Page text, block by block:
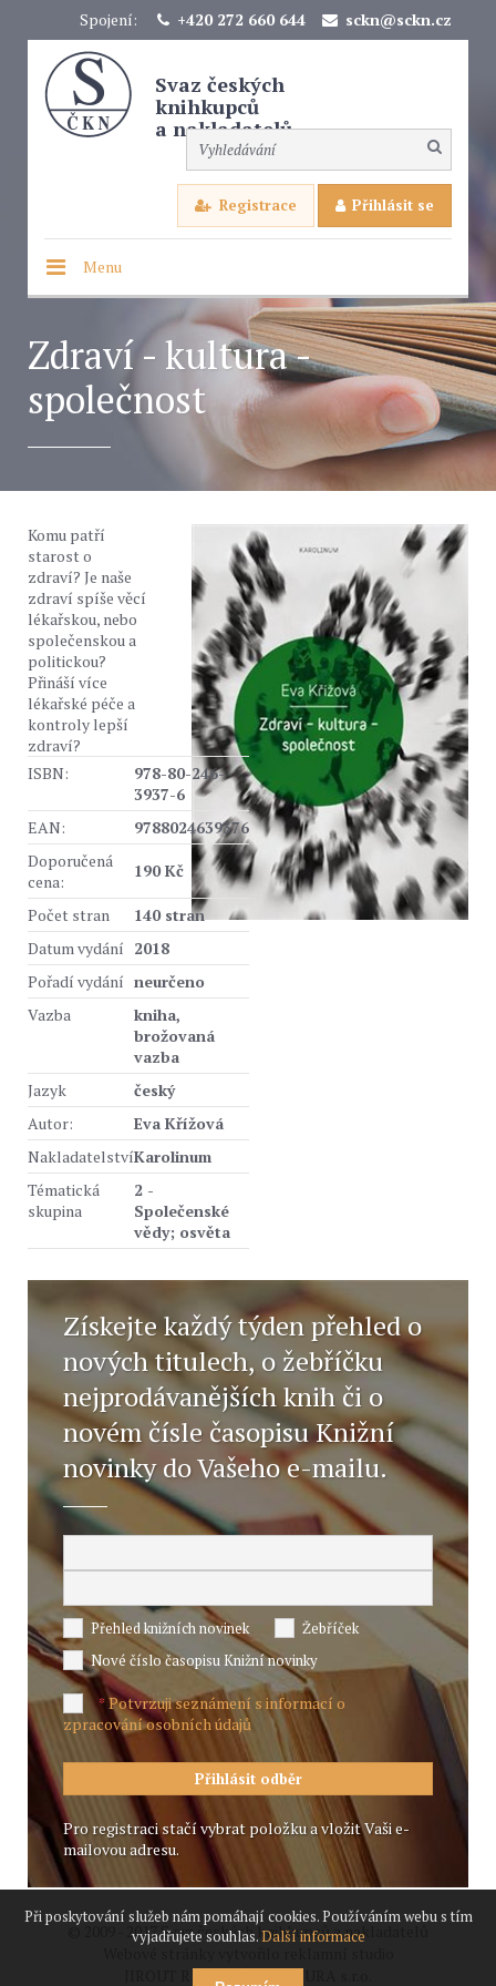
Spojení: +420 272 660 644 sckn@sckn.cz
Svaz českých
knihkupců
a nakladatelů
Registrace Přihlásit se
Menu
Zdraví - kultura -
společnost
Komu patří
starost o
zdraví? Je naše
zdraví spíše věcí
lékařskou, nebo
společenskou a
politickou?
Přináší více
lékařské péče a
kontroly lepší
zdraví?
ISBN:
978-80-246-
3937-6
EAN:
9788024639376
Doporučená
cena:
190 Kč
Počet stran
140 stran
Datum vydání 2018
Pořadí vydání neurčeno
Vazba
kniha,
brožovaná
vazba
Jazyk
český
Autor:
Eva Křížová
NakladatelstvíKarolinum
Tématická
skupina
2 -
Společenské
vědy; osvěta
Získejte každý týden přehled o
nových titulech, o žebříčku
nejprodávanějších knih či o
novém čísle časopisu Knižní
novinky do Vašeho e-mailu.
Přehled knižních novinek
Žebříček
Nové číslo časopisu Knižní novinky
*Potvrzuji seznámení s informací o
zpracování osobních údajů
Pro registraci stačí vybrat položku a vložit Vaši e-
mailovou adresu.
© 2009 - 2017 Svaz českých knihkupců a nakladatelů
JIROUT REKLANÍ AGENTURA s.r.o.
Při poskytování služeb nám pomáhají cookies. Používáním webu s tím
vyjadřujete souhlas.Další informace